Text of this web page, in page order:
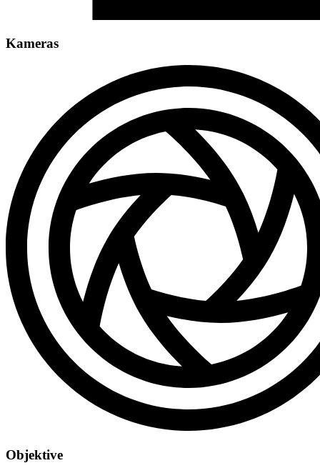
Kameras
Objektive